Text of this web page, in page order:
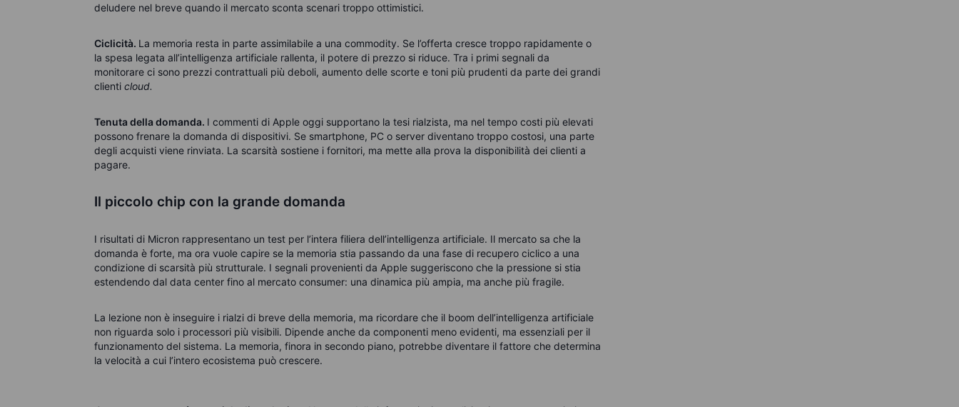
deludere nel breve quando il mercato sconta scenari troppo ottimistici.
Ciclicità. La memoria resta in parte assimilabile a una commodity. Se l’offerta cresce troppo rapidamente o
la spesa legata all’intelligenza artificiale rallenta, il potere di prezzo si riduce. Tra i primi segnali da
monitorare ci sono prezzi contrattuali più deboli, aumento delle scorte e toni più prudenti da parte dei grandi
clienti cloud.
Tenuta della domanda. I commenti di Apple oggi supportano la tesi rialzista, ma nel tempo costi più elevati
possono frenare la domanda di dispositivi. Se smartphone, PC o server diventano troppo costosi, una parte
degli acquisti viene rinviata. La scarsità sostiene i fornitori, ma mette alla prova la disponibilità dei clienti a
pagare.
Il piccolo chip con la grande domanda
I risultati di Micron rappresentano un test per l’intera filiera dell’intelligenza artificiale. Il mercato sa che la
domanda è forte, ma ora vuole capire se la memoria stia passando da una fase di recupero ciclico a una
condizione di scarsità più strutturale. I segnali provenienti da Apple suggeriscono che la pressione si stia
estendendo dal data center fino al mercato consumer: una dinamica più ampia, ma anche più fragile.
La lezione non è inseguire i rialzi di breve della memoria, ma ricordare che il boom dell’intelligenza artificiale
non riguarda solo i processori più visibili. Dipende anche da componenti meno evidenti, ma essenziali per il
funzionamento del sistema. La memoria, finora in secondo piano, potrebbe diventare il fattore che determina
la velocità a cui l’intero ecosistema può crescere.